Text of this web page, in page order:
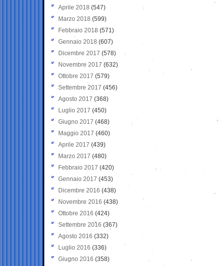
Aprile 2018 (547)
Marzo 2018 (599)
Febbraio 2018 (571)
Gennaio 2018 (607)
Dicembre 2017 (578)
Novembre 2017 (632)
Ottobre 2017 (579)
Settembre 2017 (456)
Agosto 2017 (368)
Luglio 2017 (450)
Giugno 2017 (468)
Maggio 2017 (460)
Aprile 2017 (439)
Marzo 2017 (480)
Febbraio 2017 (420)
Gennaio 2017 (453)
Dicembre 2016 (438)
Novembre 2016 (438)
Ottobre 2016 (424)
Settembre 2016 (367)
Agosto 2016 (332)
Luglio 2016 (336)
Giugno 2016 (358)